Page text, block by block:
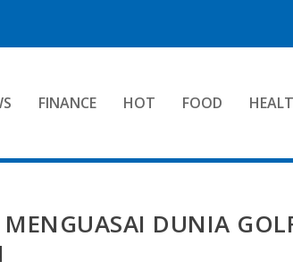
FINANCE HOT FOOD
DUNIA